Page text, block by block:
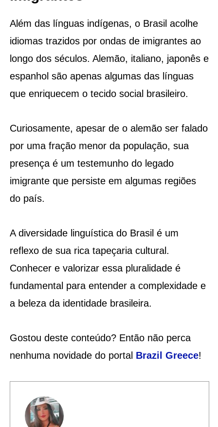
Além das línguas indígenas, o Brasil acolhe
idiomas trazidos por ondas de imigrantes ao
longo dos séculos. Alemão, italiano, japonês e
espanhol são apenas algumas das línguas
que enriquecem o tecido social brasileiro.
Curiosamente, apesar de o alemão ser falado
por uma fração menor da população, sua
presença é um testemunho do legado
imigrante que persiste em algumas regiões
do país.
A diversidade linguística do Brasil é um
reflexo de sua rica tapeçaria cultural.
Conhecer e valorizar essa pluralidade é
fundamental para entender a complexidade e
a beleza da identidade brasileira.
Gostou deste conteúdo? Então não perca
nenhuma novidade do portal Brazil Greece!